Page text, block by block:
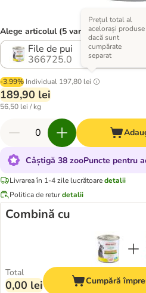
Alege articolul (5 variante)
File de pui
366725.0
-3.99% Individual 197,80 lei
Prețul total al
acelorași produse
dacă sunt
cumpărate
separat
189,90 lei
56,50 lei / kg
Câștigă 38 zooPuncte pentru
Livrarea în 1-4 zile lucrătoaredetalii
Politica de returdetalii
Combină cu
Total
0,00 lei Cumpără